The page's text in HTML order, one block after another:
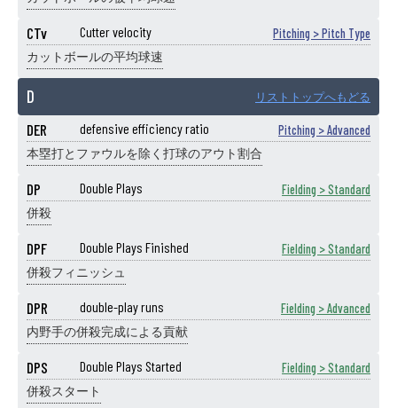
CTv Cutter velocity Pitching > Pitch Type
カットボールの平均球速
D リストトップへもどる
DER defensive efficiency ratio Pitching > Advanced
本塁打とファウルを除く打球のアウト割合
DP Double Plays Fielding > Standard
併殺
DPF Double Plays Finished Fielding > Standard
併殺フィニッシュ
DPR double-play runs Fielding > Advanced
内野手の併殺完成による貢献
DPS Double Plays Started Fielding > Standard
併殺スタート